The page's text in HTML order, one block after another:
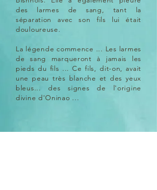
des larmes de sang, tant la
séparation avec son fils lui était
douloureuse.
La légende commence ... Les larmes
de sang marqueront à jamais les
pieds du fils ... Ce fils, dit-on, avait
une peau très blanche et des yeux
bleus... des signes de l'origine
divine d'Oninao ...